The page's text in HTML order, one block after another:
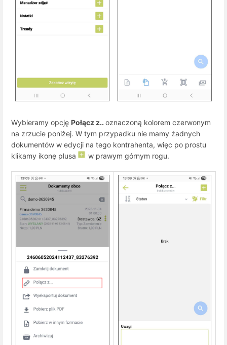
Wybieramy opcję Połącz z.. oznaczoną kolorem czerwonym
na zrzucie poniżej. W tym przypadku nie mamy żadnych
dokumentów w edycji na tego kontrahenta, więc po prostu
klikamy ikonę plusa
w prawym górnym rogu.